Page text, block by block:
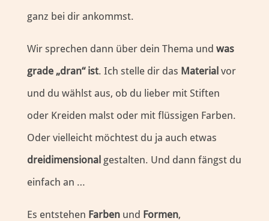
ganz bei dir ankommst.
Wir sprechen dann über dein Thema und was
grade „dran“ ist. Ich stelle dir das Materialvor
und du wählst aus, ob du lieber mit Stiften
oder Kreiden malst oder mit flüssigen Farben.
Oder vielleicht möchtest du ja auch etwas
dreidimensionalgestalten. Und dann fängst du
einfach an …
Es entstehen Farbenund Formen,